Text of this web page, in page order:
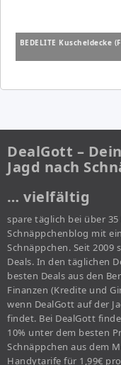
BEDELITE Kuscheldecke
DealGott –
Jagd nach
… vielfältig
spare täglich bei über
Schnäppchenblog mit
Schnäppchen. Seit 2009
Deals. In den täglichen
besten Deals aus den
Finanzen (Kredite und
wenn DealGott auf der
findet. Bei DealGott
10% unter dem besten
Schnäppchen aus dem
Handytarife für 1,99€